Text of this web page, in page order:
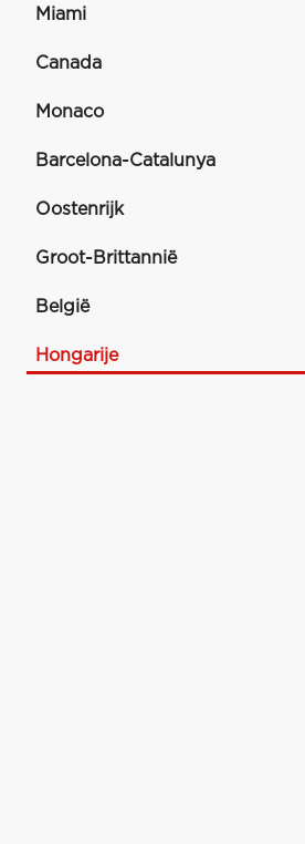
Miami
Canada
Monaco
Barcelona-Catalunya
Oostenrijk
Groot-Brittannië
België
Hongarije